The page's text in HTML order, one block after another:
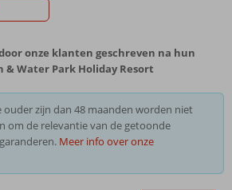
onze klanten geschreven na hun
& Water Park Holiday Resort
ouder zijn dan 48 maanden worden niet
om de relevantie van de getoonde
Meer info over onze